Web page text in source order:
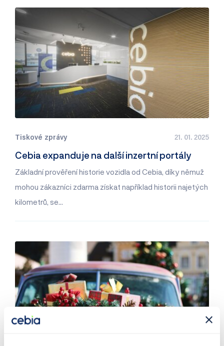
Tiskové zprávy 21. 01. 2025
Cebia expanduje na další inzertní portály
Základní prověření historie vozidla od Cebia, díky němuž
mohou zákazníci zdarma získat například historii najetých
kilometrů, se…